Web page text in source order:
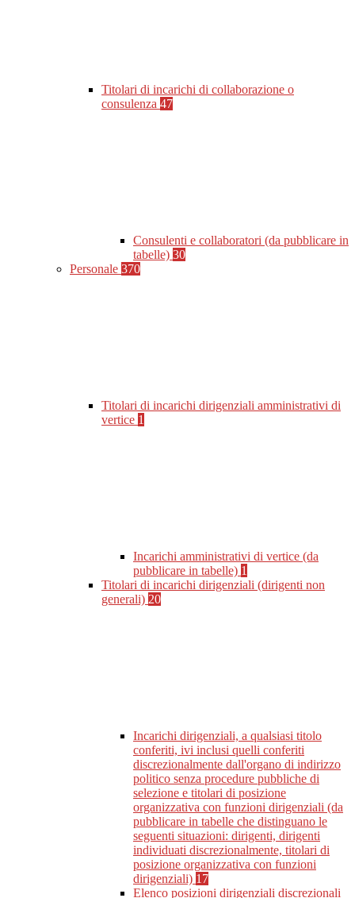
Titolari di incarichi di collaborazione o
consulenza 47
Consulenti e collaboratori (da pubblicare in
tabelle) 30
Personale 370
Titolari di incarichi dirigenziali amministrativi di
vertice 1
Incarichi amministrativi di vertice (da
pubblicare in tabelle) 1
Titolari di incarichi dirigenziali (dirigenti non
generali) 20
Incarichi dirigenziali, a qualsiasi titolo
conferiti, ivi inclusi quelli conferiti
discrezionalmente dall'organo di indirizzo
politico senza procedure pubbliche di
selezione e titolari di posizione
organizzativa con funzioni dirigenziali (da
pubblicare in tabelle che distinguano le
seguenti situazioni: dirigenti, dirigenti
individuati discrezionalmente, titolari di
posizione organizzativa con funzioni
dirigenziali) 17
Elenco posizioni dirigenziali discrezionali